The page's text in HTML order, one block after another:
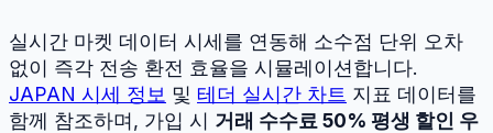
실시간 마켓 데이터 시세를 연동해 소수점 단위 오차
없이 즉각 전송 환전 효율을 시뮬레이션합니다.
JAPAN 시세 정보 및 테더 실시간 차트 지표 데이터를
함께 참조하며, 가입 시 거래 수수료 50% 평생 할인 우